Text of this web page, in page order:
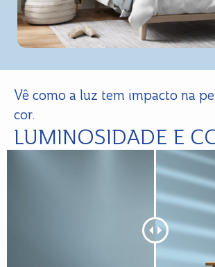
Vê como a luz tem impacto na
cor.
LUMINOSIDADE E